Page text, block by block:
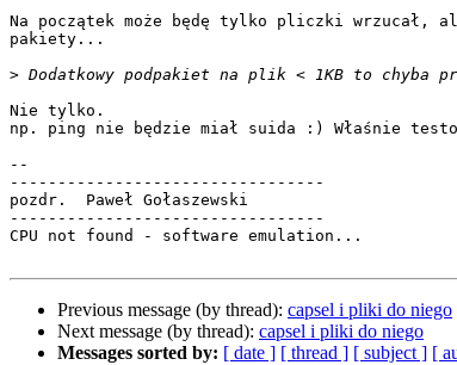
Na początek może będę tylko pliczki wrzucał,
pakiety...
>
Nie tylko.
np. ping nie będzie miał suida :) Właśnie
--
---------------------------------
pozdr.  Paweł Gołaszewski
---------------------------------
CPU not found - software emulation...
Previous message (by thread): capsel i pliki do niego
Next message (by thread): capsel i pliki do niego
Messages sorted by: [ date ] [ thread ] [ subject ] [